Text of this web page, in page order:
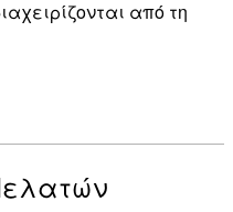
από τη